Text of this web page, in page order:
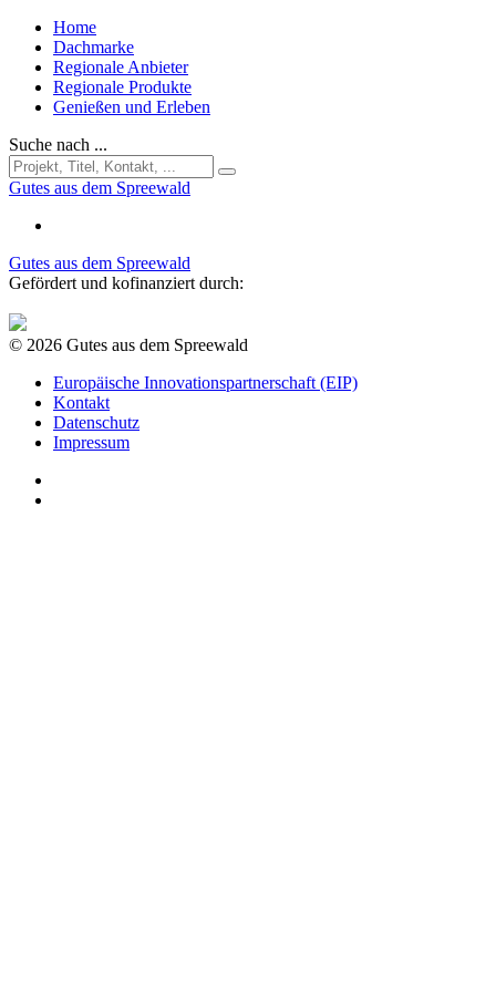
Home
Dachmarke
Regionale Anbieter
Regionale Produkte
Genießen und Erleben
Suche nach ...
Gutes aus dem Spreewald
Gutes aus dem Spreewald
Gefördert und kofinanziert durch:
© 2026 Gutes aus dem Spreewald
Europäische Innovationspartnerschaft (EIP)
Kontakt
Datenschutz
Impressum